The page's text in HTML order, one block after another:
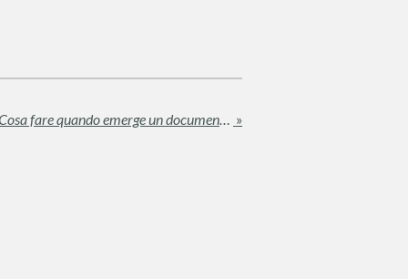
Comprare o Vendere Casa: Cosa fare quando emerge un documento di Inagibilità »